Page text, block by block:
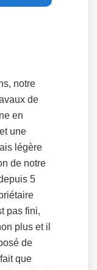
notre
de
en
une
légère
de notre
5
pas fini,
plus et il
de
que